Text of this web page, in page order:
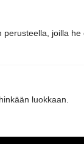
joilla
luokkaan.